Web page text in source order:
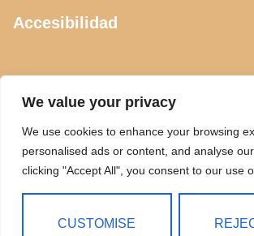
We value your privacy
We use cookies to enhance your browsing
personalised ads or content, and analyse
clicking "Accept All", you consent to our use
CUSTOMISE
Accesibilidad
CONTACTO
615 505 289
ciclosdeusto@gmail.com
Calle Luis Power 2, Bilbao